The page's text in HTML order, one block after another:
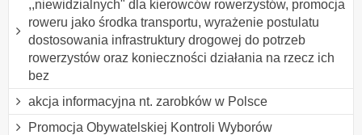
,,niewidzialnych" dla kierowców rowerzystów, promocja
roweru jako środka transportu, wyrażenie postulatu
dostosowania infrastruktury drogowej do potrzeb
rowerzystów oraz konieczności działania na rzecz ich
bez
akcja informacyjna nt. zarobków w Polsce
Promocja Obywatelskiej Kontroli Wyborów